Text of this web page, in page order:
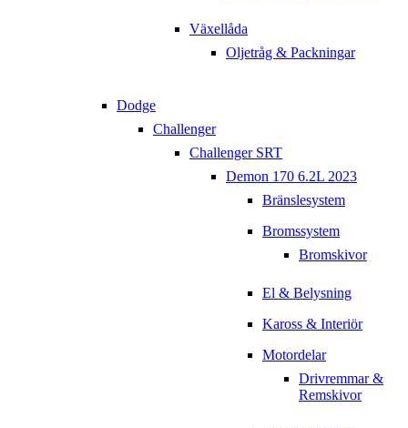
Växellåda
Oljetråg & Packningar
Dodge
Challenger
Challenger SRT
Demon 170 6.2L 2023
Bränslesystem
Bromssystem
Bromskivor
El & Belysning
Kaross & Interiör
Motordelar
Drivremmar &
Remskivor